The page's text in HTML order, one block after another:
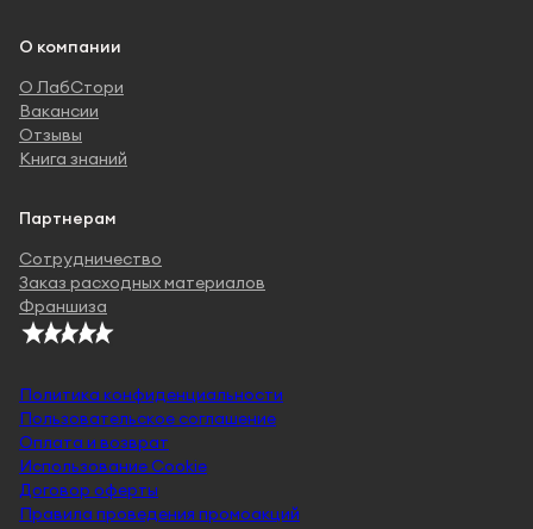
О компании
О ЛабСтори
Вакансии
Отзывы
Книга знаний
Партнерам
Сотрудничество
Заказ расходных материалов
Франшиза
Политика конфиденциальности
Пользовательское соглашение
Оплата и возврат
Использование Cookie
Договор оферты
Правила проведения промоакций